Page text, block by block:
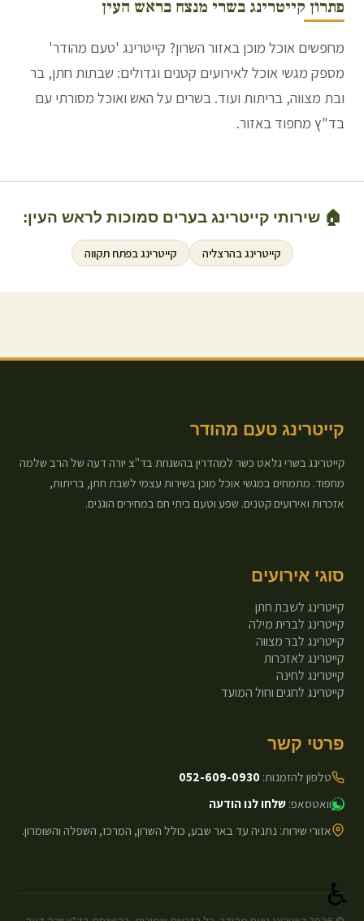
פתרון קייטרינג בשרי מנצח בראש העין
מחפשים אוכל מוכן באזור השרון? קייטרינג 'טעם מהודר'
מספק מגשי אוכל לאירועים קטנים וגדולים: שבתות חתן, בר
ובת מצווה, בריתות ועוד. בשרים על האש ואוכל מסורתי עם
בד"ץ מחפוד באזור.
🏠 שירותי קייטרינג בערים סמוכות לראש העין:
קייטרינג בהרצליה קייטרינג בפתח תקווה
קייטרינג טעם מהודר
קייטרינג בשרי גלאט כשר למהדרין בהשגחת בד"צ יורה דעה של הרב שלמה
מחפוד. מתמחים במגשי אוכל מוכן בשירות עצמי לשבת חתן, בריתות,
אזכרות ואירועים קטנים. שפע וטעם ביתי חם במחירים הוגנים.
סוגי אירועים
קייטרינג לשבת חתן
קייטרינג לברית מילה
קייטרינג לבר מצווה
קייטרינג לאזכרות
קייטרינג לחינה
קייטרינג לחגים וחול המועד
פרטי קשר
טלפון להזמנות: 052-609-0930
וואטסאפ: שלחו לנו הודעה
אזורי שירות: נתניה עד באר שבע, כולל השרון, המרכז, השפלה והשומרון.
♿